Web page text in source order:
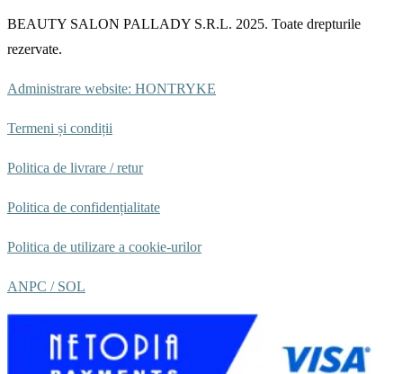
BEAUTY SALON PALLADY S.R.L. 2025. Toate drepturile
rezervate.
Administrare website: HONTRYKE
Termeni și condiții
Politica de livrare / retur
Politica de confidențialitate
Politica de utilizare a cookie-urilor
ANPC / SOL